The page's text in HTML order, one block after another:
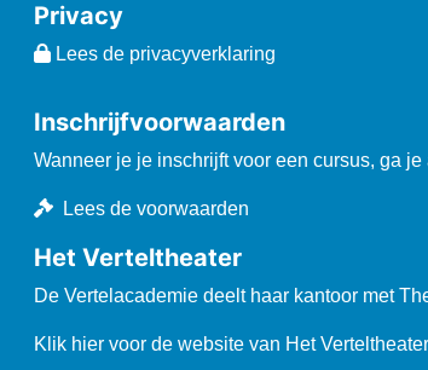
Privacy
Lees de privacyverklaring
Inschrijfvoorwaarden
Wanneer je je inschrijft voor een cursus, ga
Lees de voorwaarden
Het Verteltheater
De Vertelacademie deelt haar kantoor met
Klik hier voor de website van Het Verteltheater